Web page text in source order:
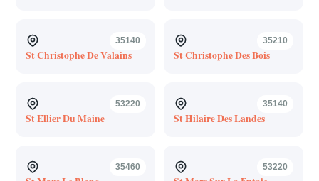
35140
St Christophe De Valains
35210
St Christophe Des Bois
53220
St Ellier Du Maine
35140
St Hilaire Des Landes
35460 53220